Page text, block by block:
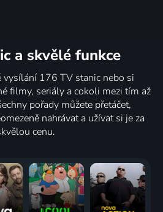
a skvělé funkce
vysílání 176 TV stanic nebo si
filmy, seriály a cokoli mezi tím až
pořady můžete přetáčet,
nahrávat a užívat si je za
cenu.